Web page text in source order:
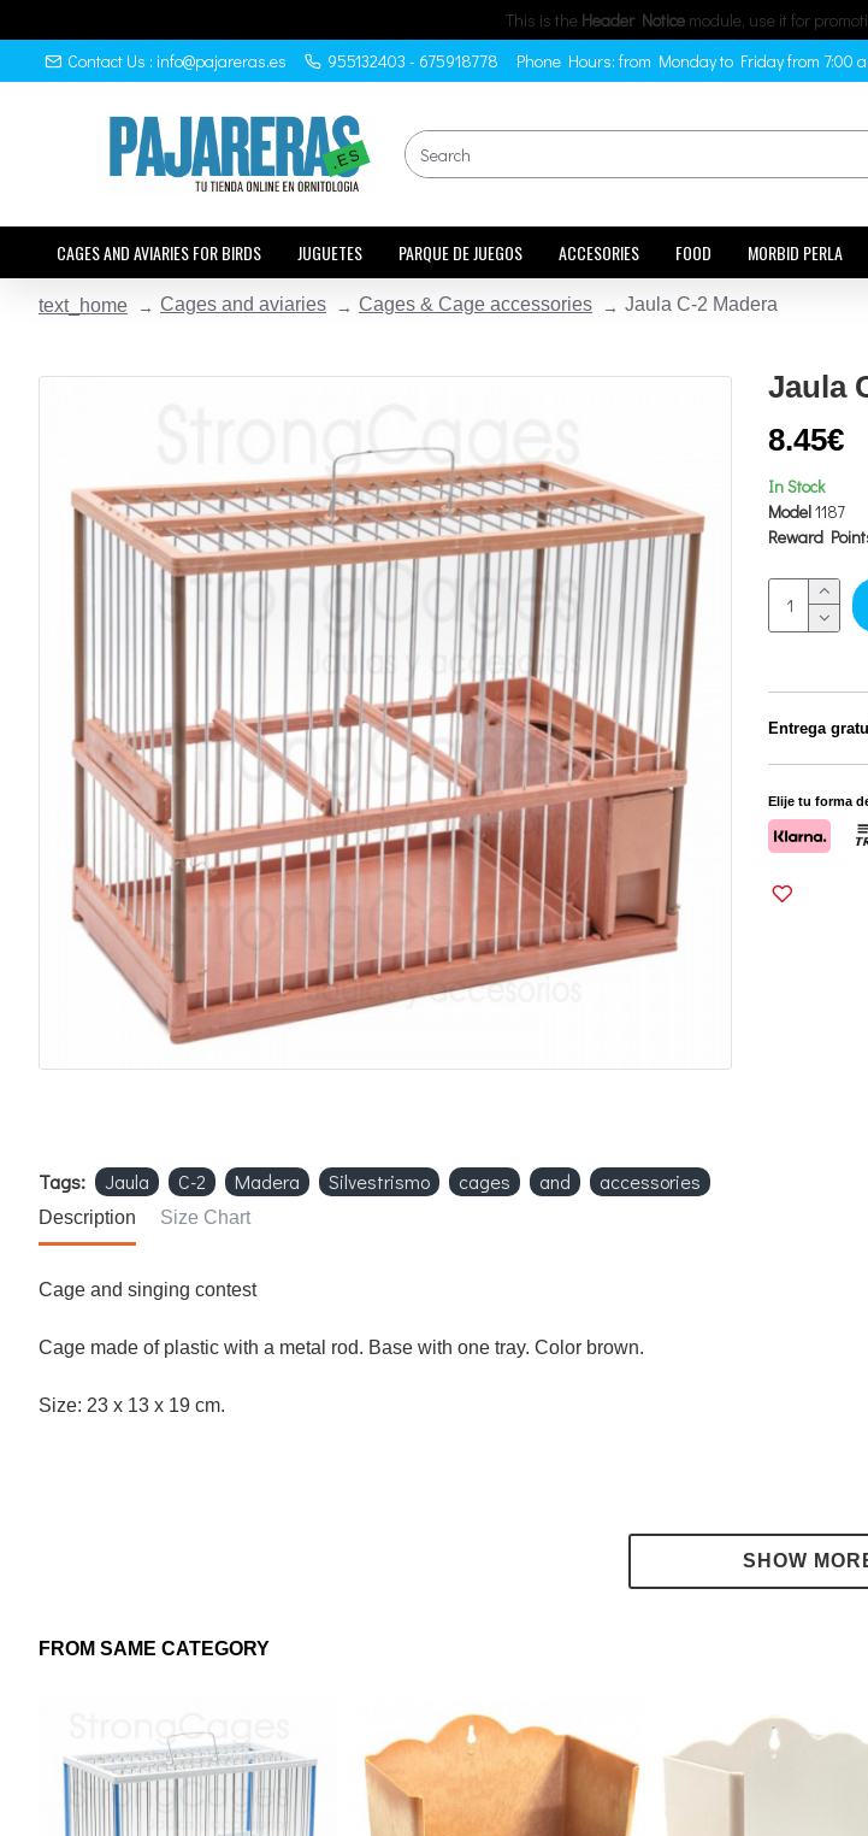
This is the Header Notice module, use it for
Contact Us : info@pajareras.es
955132403 - 675918778 Phone Hours: from Monday to Friday from 7:00
CAGES AND AVIARIES FOR BIRDS JUGUETES PARQUE DE JUEGOS ACCESORIES FOOD MORBID PERLA
text_home Cages and aviaries Cages & Cage accessories Jaula C-2 Madera
Jaula
In Stock
Model1187
Reward
8.45€
Entrega
Elije tu forma
Tags: Jaula C-2 Madera Silvestrismo cages and accessories
Description Size Chart
Cage and singing contest
Cage made of plastic with a metal rod. Base with one tray. Color brown.
Size: 23 x 13 x 19 cm.
FROM SAME CATEGORY